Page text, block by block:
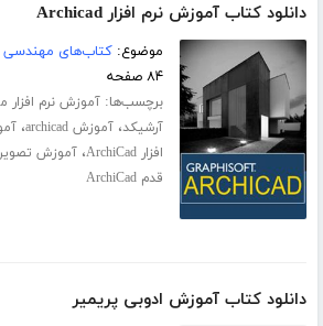
دانلود کتاب آموزش نرم افزار Archicad
موضوع:کتاب‌های مهندسی
۸۴ صفحه
برچسب‌ها:آموزش نرم افزار
آرشیکد،آموزش archicad ،
افزار ArchiCad
،آموزش
قدم ArchiCad
دانلود کتاب آموزش ادوبی پریمیر